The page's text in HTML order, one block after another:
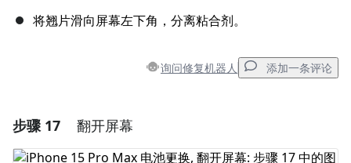
将翘片滑向屏幕左下角，分离粘合剂。
询问修复机器人 添加一条评论
步骤 17 翻开屏幕